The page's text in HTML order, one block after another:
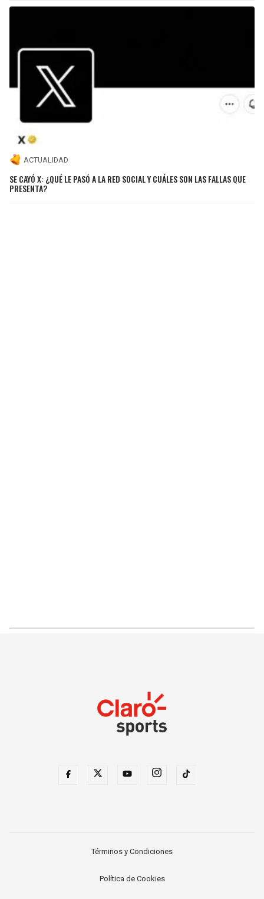
ACTUALIDAD
SE CAYÓ X: ¿QUÉ LE PASÓ A LA RED SOCIAL Y CUÁLES SON LAS FALLAS QUE
PRESENTA?
Términos y Condiciones
Política de Cookies